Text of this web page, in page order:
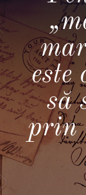
este
să
prin